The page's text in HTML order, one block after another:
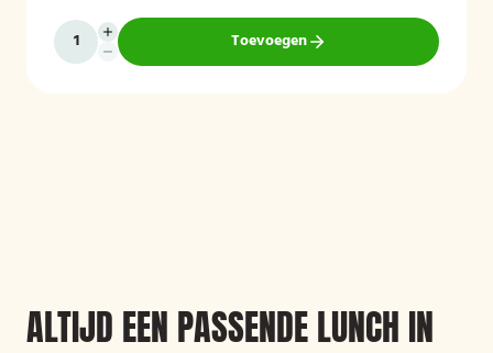
Toevoegen
ALTIJD EEN PASSENDE LUNCH IN